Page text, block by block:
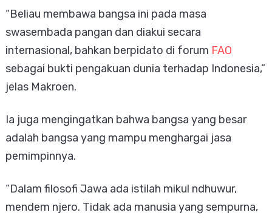
“Beliau membawa bangsa ini pada masa
swasembada pangan dan diakui secara
internasional, bahkan berpidato di forum FAO
sebagai bukti pengakuan dunia terhadap Indonesia,”
jelas Makroen.
Ia juga mengingatkan bahwa bangsa yang besar
adalah bangsa yang mampu menghargai jasa
pemimpinnya.
“Dalam filosofi Jawa ada istilah mikul ndhuwur,
mendem njero. Tidak ada manusia yang sempurna,